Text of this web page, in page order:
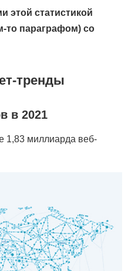
этой статистикой
то параграфом) со
тренды
в 2021
1,83 миллиарда веб-